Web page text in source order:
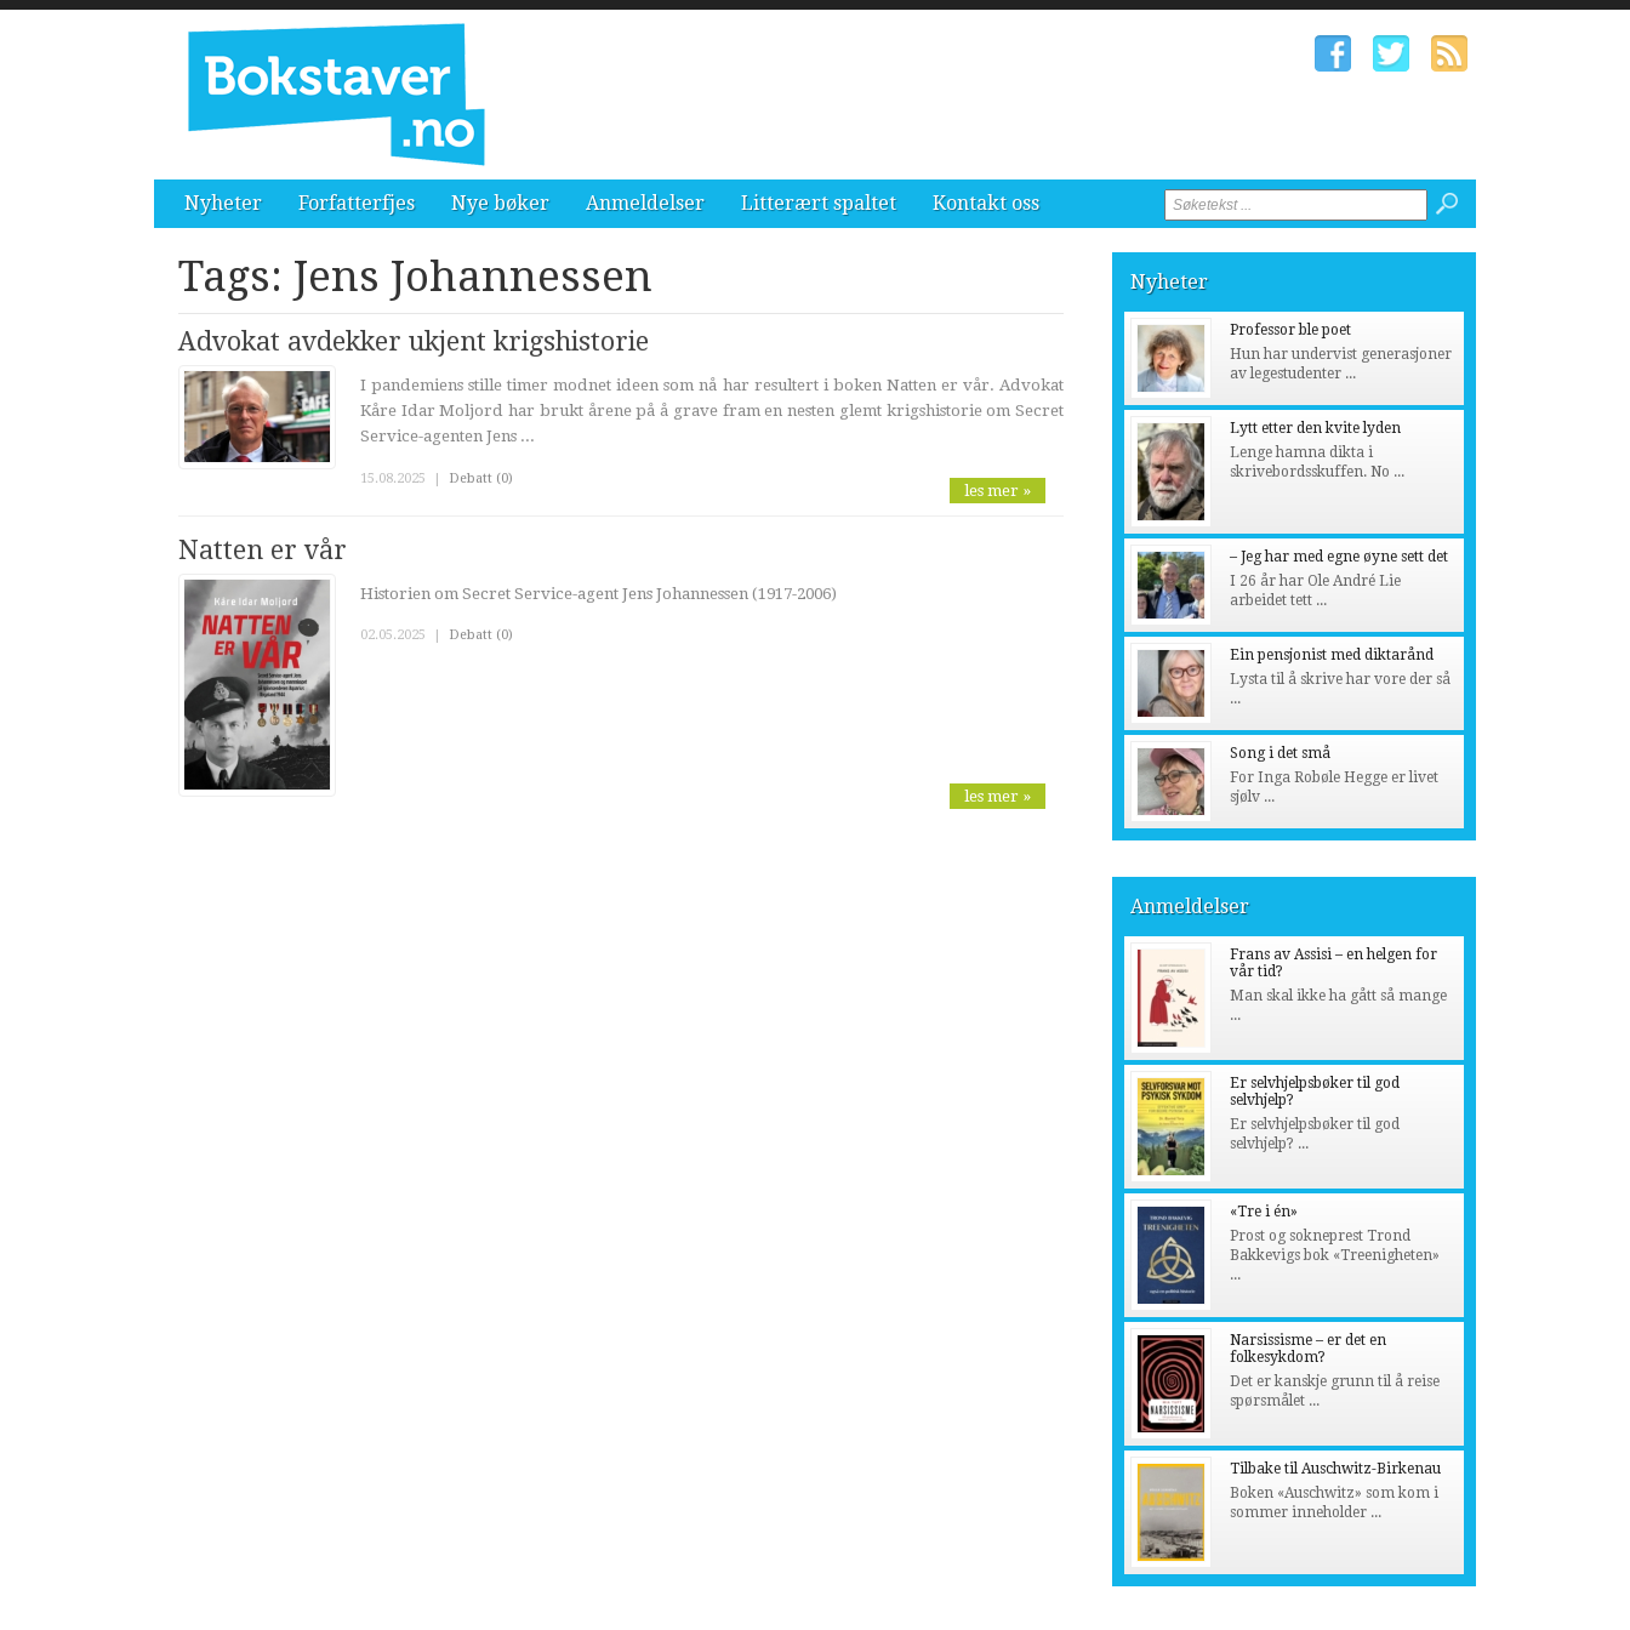
Nyheter Forfatterfjes Nye bøker Anmeldelser Litterært spaltet Kontakt oss
Tags: Jens Johannessen
Advokat avdekker ukjent krigshistorie
I pandemiens stille timer modnet ideen som nå har resultert i boken Natten er vår. Advokat
Kåre Idar Moljord har brukt årene på å grave fram en nesten glemt krigshistorie om Secret
Service-agenten Jens ...
15.08.2025 | Debatt (0)
les mer »
Natten er vår
Historien om Secret Service-agent Jens Johannessen (1917-2006)
02.05.2025 Debatt (0)
les mer »
Nyheter
Professor ble poet
Hun har undervist generasjoner
av legestudenter ...
Lytt etter den kvite lyden
Lenge hamna dikta i
skrivebordsskuffen. No ...
– Jeg har med egne øyne sett det
I 26 år har Ole André Lie
arbeidet tett ...
Ein pensjonist med diktarånd
Lysta til å skrive har vore der så
...
Song i det små
For Inga Robøle Hegge er livet
sjølv ...
Anmeldelser
Frans av Assisi – en helgen for
vår tid?
Man skal ikke ha gått så mange
...
Er selvhjelpsbøker til god
selvhjelp?
Er selvhjelpsbøker til god
selvhjelp? ...
«Tre i én»
Prost og sokneprest Trond
Bakkevigs bok «Treenigheten»
...
Narsissisme – er det en
folkesykdom?
Det er kanskje grunn til å reise
spørsmålet ...
Tilbake til Auschwitz-Birkenau
Boken «Auschwitz» som kom i
sommer inneholder ...